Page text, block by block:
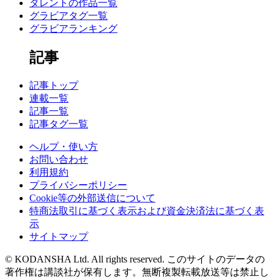
タレントの作品一覧
グラビアタグ一覧
グラビアランキング
記事
記事トップ
連載一覧
記事一覧
記事タグ一覧
ヘルプ・使い方
お問い合わせ
利用規約
プライバシーポリシー
Cookie等の外部送信について
特商法取引に基づく表示および資金決済法に基づく表
示
サイトマップ
© KODANSHA Ltd. All rights reserved. このサイトのデータの
著作権は講談社が保有します。無断複製転載放送等は禁止し